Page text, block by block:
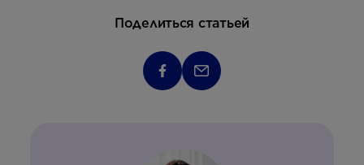
Поделиться статьей